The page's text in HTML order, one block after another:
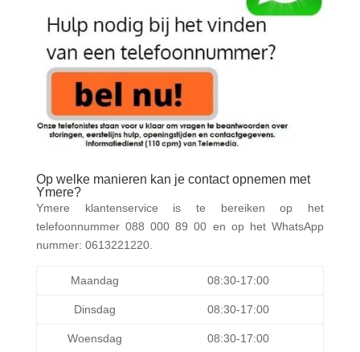
Op welke manieren kan je contact opnemen met
Ymere?
Ymere klantenservice is te bereiken op het
telefoonnummer 088 000 89 00 en op het WhatsApp
nummer: 0613221220.
Maandag 08:30-17:00
Dinsdag 08:30-17:00
Woensdag 08:30-17:00